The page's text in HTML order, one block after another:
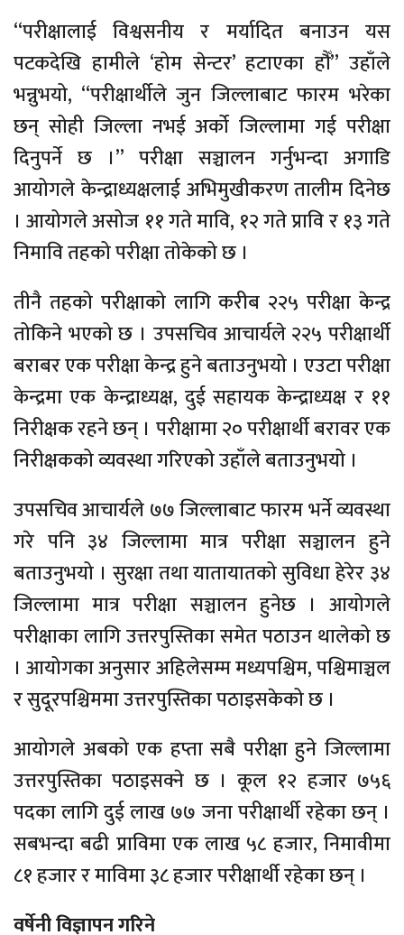
“परीक्षालाई विश्वसनीय र मर्यादित बनाउन यस
पटकदेखि हामीले ‘होम सेन्टर’ हटाएका हौँ” उहाँले
भन्नुभयो, “परीक्षार्थीले जुन जिल्लाबाट फारम भरेका
छन् सोही जिल्ला नभई अर्को जिल्लामा गई परीक्षा
दिनुपर्ने छ ।” परीक्षा सञ्चालन गर्नुभन्दा अगाडि
आयोगले केन्द्राध्यक्षलाई अभिमुखीकरण तालीम दिनेछ
। आयोगले असोज ११ गते मावि, १२ गते प्रावि र १३ गते
निमावि तहको परीक्षा तोकेको छ ।
तीनै तहको परीक्षाको लागि करीब २२५ परीक्षा केन्द्र
तोकिने भएको छ । उपसचिव आचार्यले २२५ परीक्षार्थी
बराबर एक परीक्षा केन्द्र हुने बताउनुभयो । एउटा परीक्षा
केन्द्रमा एक केन्द्राध्यक्ष, दुई सहायक केन्द्राध्यक्ष र ११
निरीक्षक रहने छन् । परीक्षामा २० परीक्षार्थी बरावर एक
निरीक्षकको व्यवस्था गरिएको उहाँले बताउनुभयो ।
उपसचिव आचार्यले ७७ जिल्लाबाट फारम भर्ने व्यवस्था
गरे पनि ३४ जिल्लामा मात्र परीक्षा सञ्चालन हुने
बताउनुभयो । सुरक्षा तथा यातायातको सुविधा हेरेर ३४
जिल्लामा मात्र परीक्षा सञ्चालन हुनेछ । आयोगले
परीक्षाका लागि उत्तरपुस्तिका समेत पठाउन थालेको छ
। आयोगका अनुसार अहिलेसम्म मध्यपश्चिम, पश्चिमाञ्चल
र सुदूरपश्चिममा उत्तरपुस्तिका पठाइसकेको छ ।
आयोगले अबको एक हप्ता सबै परीक्षा हुने जिल्लामा
उत्तरपुस्तिका पठाइसक्ने छ । कूल १२ हजार ७५६
पदका लागि दुई लाख ७७ जना परीक्षार्थी रहेका छन् ।
सबभन्दा बढी प्राविमा एक लाख ५८ हजार, निमावीमा
८१ हजार र माविमा ३८ हजार परीक्षार्थी रहेका छन् ।
वर्षेनी विज्ञापन गरिने